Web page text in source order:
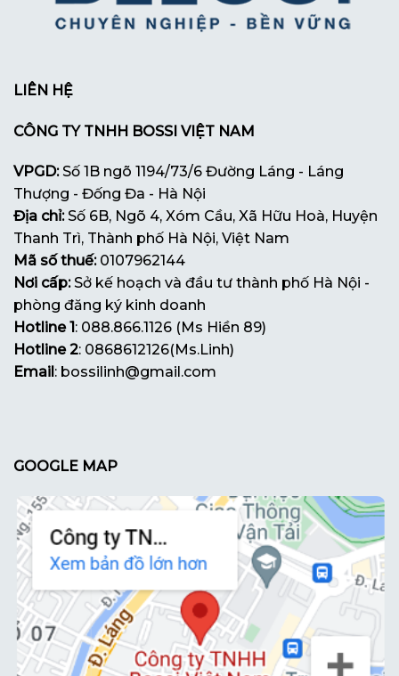
LIÊN HỆ
CÔNG TY TNHH BOSSI VIỆT NAM
VPGD:Số 1B ngõ 1194/73/6 Đường Láng - Láng
Thượng - Đống Đa - Hà Nội
Địa chỉ:Số 6B, Ngõ 4, Xóm Cầu, Xã Hữu Hoà, Huyện
Thanh Trì, Thành phố Hà Nội, Việt Nam
Mã số thuế:0107962144
Nơi cấp:Sở kế hoạch và đầu tư thành phố Hà Nội -
phòng đăng ký kinh doanh
Hotline 1 : 088.866.1126 (Ms Hiền 89)
Hotline 2: 0868612126(Ms.Linh)
Email : bossilinh@gmail.com
GOOGLE MAP